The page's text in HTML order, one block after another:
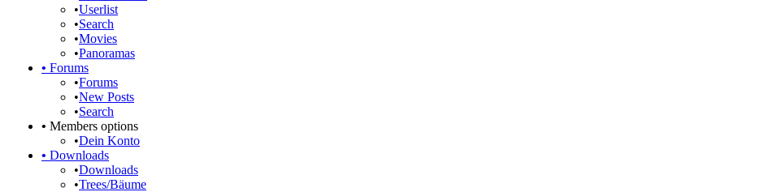
•Userlist
•Search
•Movies
•Panoramas
• Forums
•Forums
•New Posts
•Search
• Members options
•Dein Konto
• Downloads
•Downloads
•Trees/Bäume